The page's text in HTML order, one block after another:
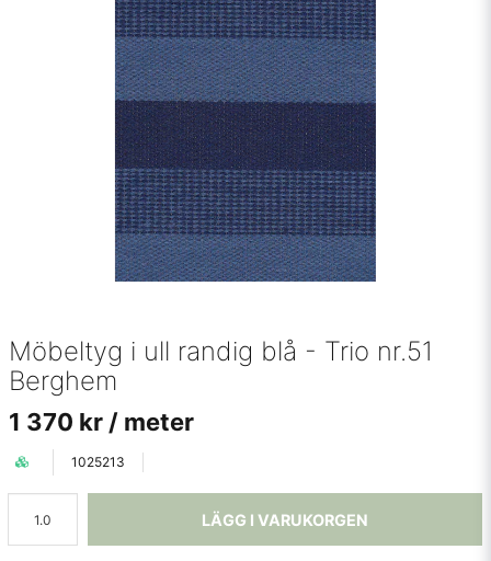
Möbeltyg i ull randig blå - Trio nr.51
Berghem
1 370 kr / meter
1025213
LÄGG I VARUKORGEN